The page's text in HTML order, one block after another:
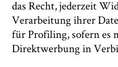
das Recht, jederzeit
Verarbeitung ihrer
für Profiling, sofern es
Direktwerbung in